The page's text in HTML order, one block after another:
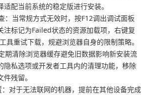
配当前系统的稳定版进行安装。
：当常规方式无效时，按F12调出调试面板
注标记为Failed状态的资源加载项，右键复
具重试下载，规避浏览器自身的限制策略。
期清除浏览器缓存避免旧数据影响新安装流
隐私选项或开发者工具内的清理功能，移除
残留。
对于无法联网的机器，提前在其他设备完成